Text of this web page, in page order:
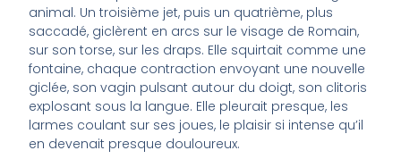
animal. Un troisième jet, puis un quatrième, plus
saccadé, giclèrent en arcs sur le visage de Romain,
sur son torse, sur les draps. Elle squirtait comme une
fontaine, chaque contraction envoyant une nouvelle
giclée, son vagin pulsant autour du doigt, son clitoris
explosant sous la langue. Elle pleurait presque, les
larmes coulant sur ses joues, le plaisir si intense qu’il
en devenait presque douloureux.